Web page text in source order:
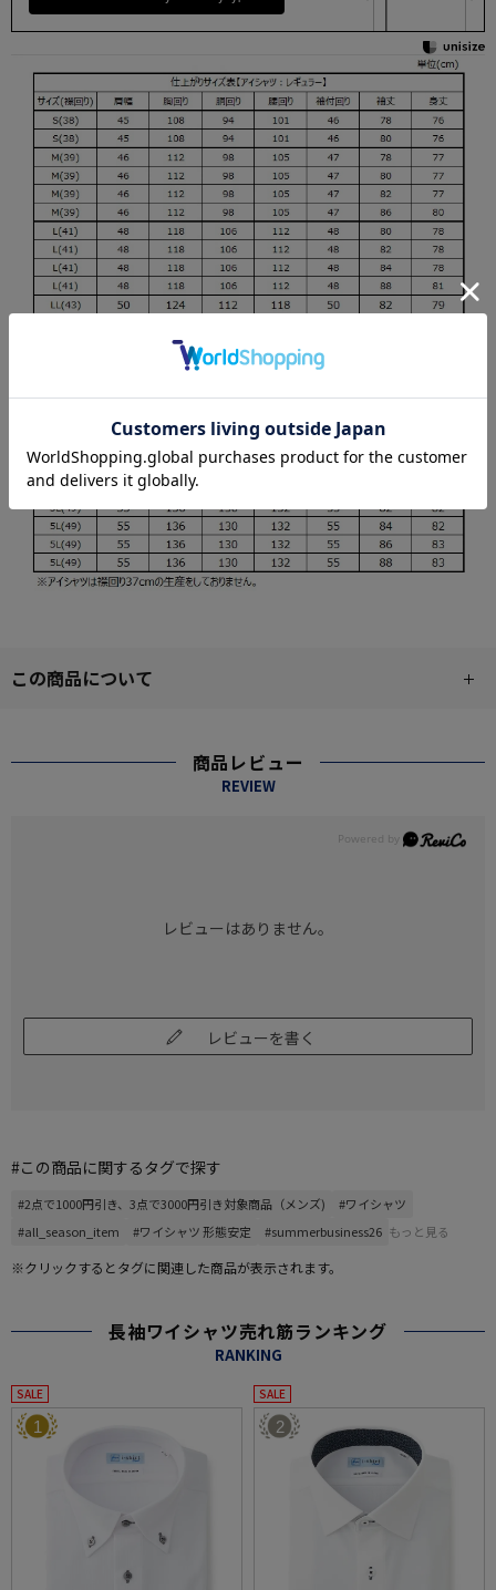
この商品について
商品レビュー
REVIEW
レビューはありません。
レビューを書く
#この商品に関するタグで探す
#2点で1000円引き、3点で3000円引き対象商品（メンズ)
#ワイシャツ
#all_season_item
#ワイシャツ 形態安定 #summerbusiness26 もっと見る
※クリックするとタグに関連した商品が表示されます。
長袖ワイシャツ売れ筋ランキング
RANKING
SALE
1
SALE
2